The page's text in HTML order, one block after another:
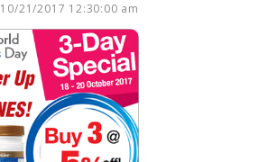
10/21/2017 12:30:00 am